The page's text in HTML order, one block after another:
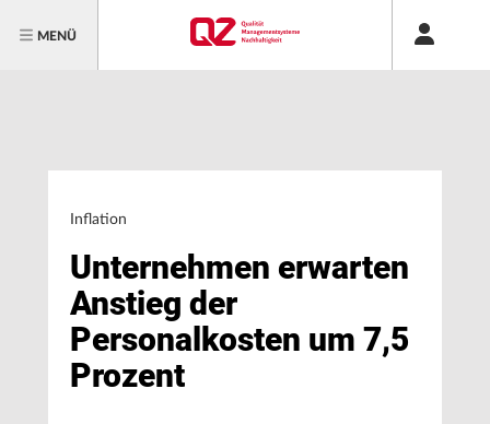
MENÜ
Inflation
Unternehmen erwarten
Anstieg der
Personalkosten um 7,5
Prozent